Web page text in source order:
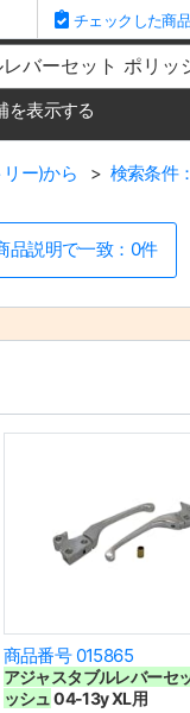
チェックした商品
を表示する
ー)から 検索条件
品説明で一致：0件
商品番号 015865
アジャスタブルレバーセ
ッシュ 04-13y XL用